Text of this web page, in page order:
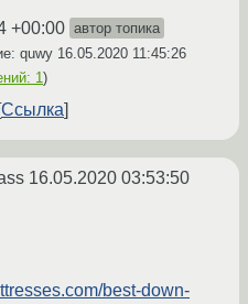
+00:00 автор топика
quwy 16.05.2020 11:45:26
1)
Ссылка
16.05.2020 03:53:50
best-down-